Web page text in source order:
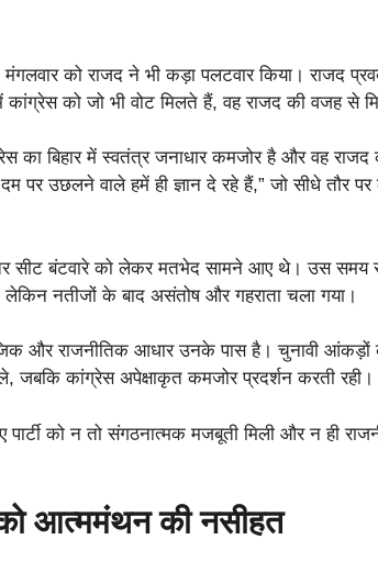
को राजद ने भी कड़ा पलटवार किया। राजद
कांग्रेस को जो भी वोट मिलते हैं, वह राजद की वजह से
का बिहार में स्वतंत्र जनाधार कमजोर है और वह राजद
पर उछलने वाले हमें ही ज्ञान दे रहे हैं,” जो सीधे तौर
सीट बंटवारे को लेकर मतभेद सामने आए थे। उस
नतीजों के बाद असंतोष और गहराता चला गया।
और राजनीतिक आधार उनके पास है। चुनावी आंकड़ों
जबकि कांग्रेस अपेक्षाकृत कमजोर प्रदर्शन करती रही।
को न तो संगठनात्मक मजबूती मिली और न ही
आत्ममंथन की नसीहत